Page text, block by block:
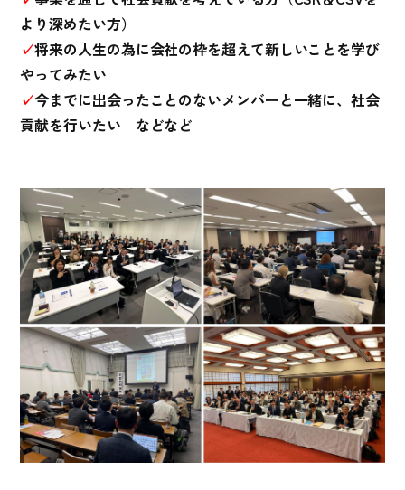
より深めたい方）
✓将来の人生の為に会社の枠を超えて新しいことを学び
やってみたい
✓今までに出会ったことのないメンバーと一緒に、社会
貢献を行いたい などなど